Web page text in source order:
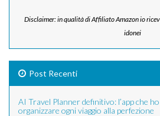
Disclaimer: in qualità di Affiliato Amazon io
idonei
Post Recenti
AI Travel Planner definitivo: l’app che
organizzare ogni viaggio alla perfezione